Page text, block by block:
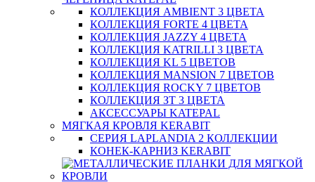
КОЛЛЕКЦИЯ AMBIENT 3 ЦВЕТА
КОЛЛЕКЦИЯ FORTE 4 ЦВЕТА
КОЛЛЕКЦИЯ JAZZY 4 ЦВЕТА
КОЛЛЕКЦИЯ KATRILLI 3 ЦВЕТА
КОЛЛЕКЦИЯ KL 5 ЦВЕТОВ
КОЛЛЕКЦИЯ MANSION 7 ЦВЕТОВ
КОЛЛЕКЦИЯ ROCKY 7 ЦВЕТОВ
КОЛЛЕКЦИЯ ЗТ 3 ЦВЕТА
АКСЕССУАРЫ KATEPAL
МЯГКАЯ КРОВЛЯ KERABIT
СЕРИЯ LAPLANDIA 2 КОЛЛЕКЦИИ
КОНЕК-КАРНИЗ KERABIT